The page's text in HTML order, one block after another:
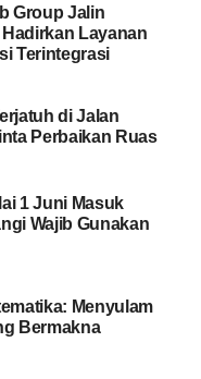
Group Jalin
Layanan
Terintegrasi
di Jalan
Perbaikan Ruas
1 Juni Masuk
Wajib Gunakan
Menyulam
Bermakna